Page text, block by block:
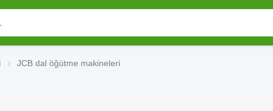
JCB dal öğütme makineleri